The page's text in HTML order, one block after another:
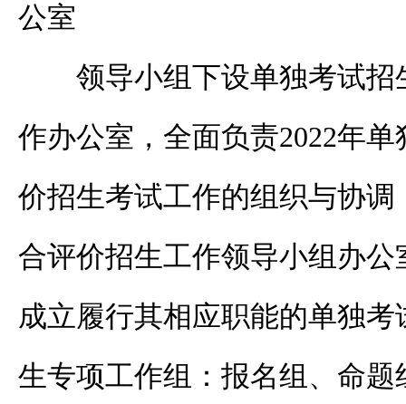
公室
领导小组下设单独考试
作办公室，全面负责2022年单
价招生考试工作的组织与协
合评价招生工作领导小组办
成立履行其相应职能的单独
生专项工作组：报名组、命